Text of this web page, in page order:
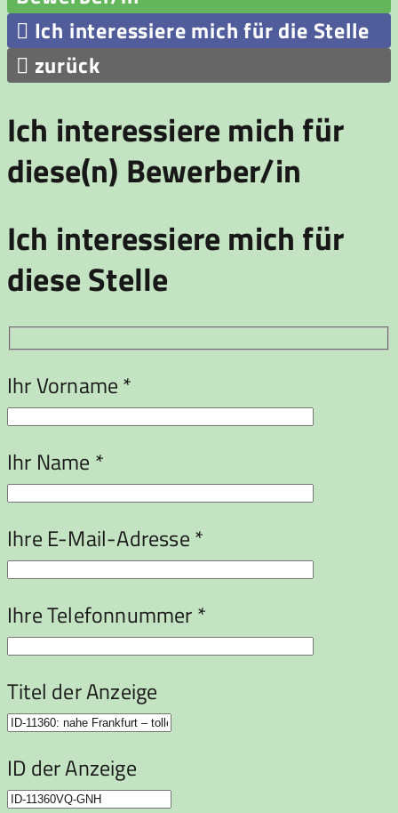
 Ich interessiere mich für die Stelle
 zurück
Ich interessiere mich für
diese(n) Bewerber/in
Ich interessiere mich für
diese Stelle
Ihr Vorname *
Ihr Name *
Ihre E-Mail-Adresse *
Ihre Telefonnummer *
Titel der Anzeige
ID der Anzeige